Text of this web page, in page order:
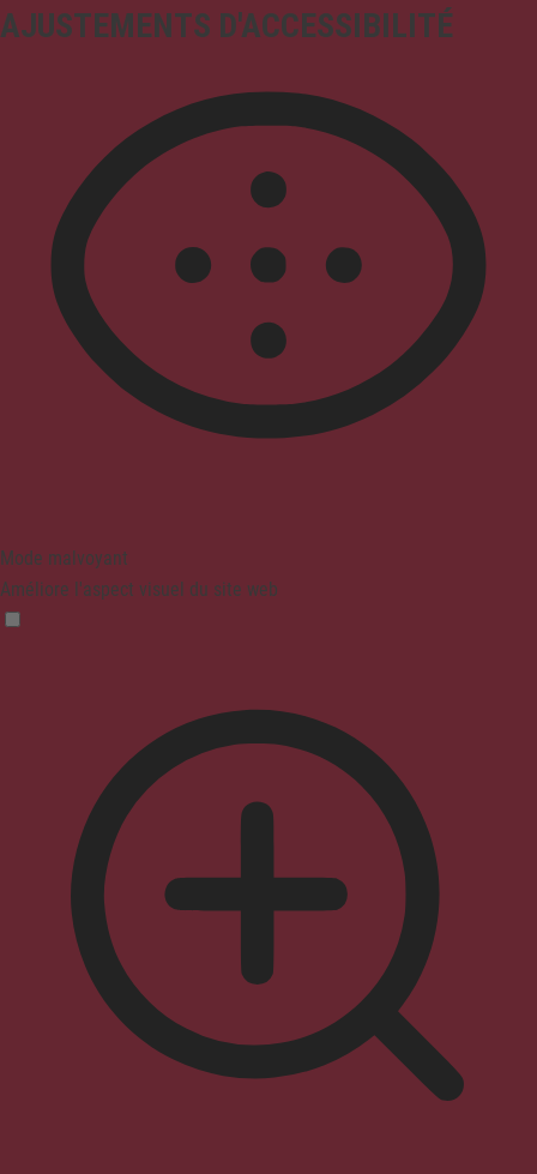
AJUSTEMENTS D'ACCESSIBILITÉ
Mode malvoyant
Améliore l'aspect visuel du site web